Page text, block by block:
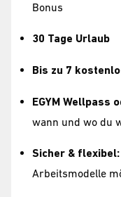
Bonus
30 Tage Urlaub
Bis zu 7
EGYM Wellpass
wann und wo du
Sicher & flexibel:
Arbeitsmodelle